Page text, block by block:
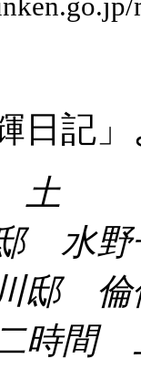
日記
土
水
邸
時間